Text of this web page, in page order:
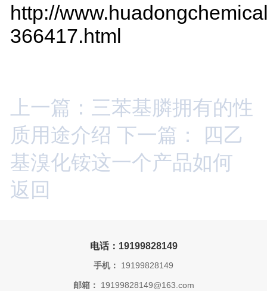
http://
366417.html
上一篇：三苯基膦拥有的性
质用途介绍 下一篇： 四乙
基溴化铵这一个产品如何
返回
电话：19199828149
手机： 19199828149
邮箱： 19199828149@163.com